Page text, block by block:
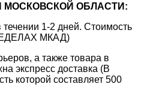
МОСКОВСКОЙ ОБЛАСТИ:
1-2 дней. Стоимость
МКАД)
а также товара в
экспресс доставка (В
которой составляет 500